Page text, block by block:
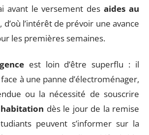
avant le versement desaides au
d’où l’intérêt de prévoir une avance
les premières semaines.
est loin d’être superflu : il
à une panne d’électroménager,
ou la nécessité de souscrire
dès le jour de la remise
peuvent s’informer sur la